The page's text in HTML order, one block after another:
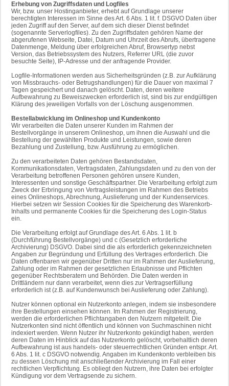
Erhebung von Zugriffsdaten und Logfiles
Wir, bzw. unser Hostinganbieter, erhebt auf Grundlage unserer
berechtigten Interessen im Sinne des Art. 6 Abs. 1 lit. f. DSGVO Daten über
jeden Zugriff auf den Server, auf dem sich dieser Dienst befindet
(sogenannte Serverlogfiles). Zu den Zugriffsdaten gehören Name der
abgerufenen Webseite, Datei, Datum und Uhrzeit des Abrufs, übertragene
Datenmenge, Meldung über erfolgreichen Abruf, Browsertyp nebst
Version, das Betriebssystem des Nutzers, Referrer URL (die zuvor
besuchte Seite), IP-Adresse und der anfragende Provider.
Logfile-Informationen werden aus Sicherheitsgründen (z.B. zur Aufklärung
von Missbrauchs- oder Betrugshandlungen) für die Dauer von maximal 7
Tagen gespeichert und danach gelöscht. Daten, deren weitere
Aufbewahrung zu Beweiszwecken erforderlich ist, sind bis zur endgültigen
Klärung des jeweiligen Vorfalls von der Löschung ausgenommen.
Bestellabwicklung im Onlineshop und Kundenkonto
Wir verarbeiten die Daten unserer Kunden im Rahmen der
Bestellvorgänge in unserem Onlineshop, um ihnen die Auswahl und die
Bestellung der gewählten Produkte und Leistungen, sowie deren
Bezahlung und Zustellung, bzw. Ausführung zu ermöglichen.
Zu den verarbeiteten Daten gehören Bestandsdaten,
Kommunikationsdaten, Vertragsdaten, Zahlungsdaten und zu den von der
Verarbeitung betroffenen Personen gehören unsere Kunden,
Interessenten und sonstige Geschäftspartner. Die Verarbeitung erfolgt zum
Zweck der Erbringung von Vertragsleistungen im Rahmen des Betriebs
eines Onlineshops, Abrechnung, Auslieferung und der Kundenservices.
Hierbei setzen wir Session Cookies für die Speicherung des Warenkorb-
Inhalts und permanente Cookies für die Speicherung des Login-Status
ein.
Die Verarbeitung erfolgt auf Grundlage des Art. 6 Abs. 1 lit. b
(Durchführung Bestellvorgänge) und c (Gesetzlich erforderliche
Archivierung) DSGVO. Dabei sind die als erforderlich gekennzeichneten
Angaben zur Begründung und Erfüllung des Vertrages erforderlich. Die
Daten offenbaren wir gegenüber Dritten nur im Rahmen der Auslieferung,
Zahlung oder im Rahmen der gesetzlichen Erlaubnisse und Pflichten
gegenüber Rechtsberatern und Behörden. Die Daten werden in
Drittländern nur dann verarbeitet, wenn dies zur Vertragserfüllung
erforderlich ist (z.B. auf Kundenwunsch bei Auslieferung oder Zahlung).
Nutzer können optional ein Nutzerkonto anlegen, indem sie insbesondere
ihre Bestellungen einsehen können. Im Rahmen der Registrierung,
werden die erforderlichen Pflichtangaben den Nutzern mitgeteilt. Die
Nutzerkonten sind nicht öffentlich und können von Suchmaschinen nicht
indexiert werden. Wenn Nutzer ihr Nutzerkonto gekündigt haben, werden
deren Daten im Hinblick auf das Nutzerkonto gelöscht, vorbehaltlich deren
Aufbewahrung ist aus handels- oder steuerrechtlichen Gründen entspr. Art.
6 Abs. 1 lit. c DSGVO notwendig. Angaben im Kundenkonto verbleiben bis
zu dessen Löschung mit anschließender Archivierung im Fall einer
rechtlichen Verpflichtung. Es obliegt den Nutzern, ihre Daten bei erfolgter
Kündigung vor dem Vertragsende zu sichern.